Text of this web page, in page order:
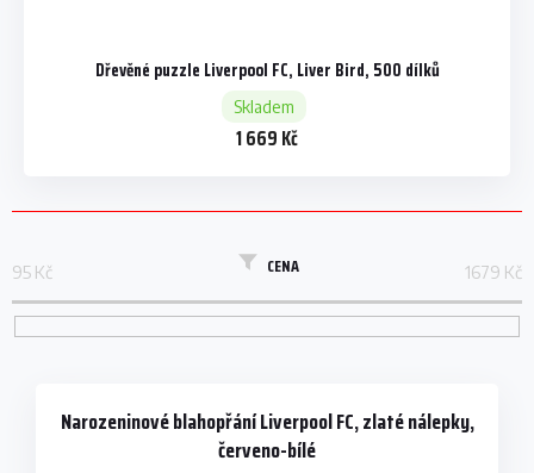
Dřevěné puzzle Liverpool FC, Liver Bird, 500 dílků
Skladem
1 669 Kč
CENA
95 Kč 1679 Kč
Narozeninové blahopřání Liverpool FC, zlaté nálepky,
červeno-bílé